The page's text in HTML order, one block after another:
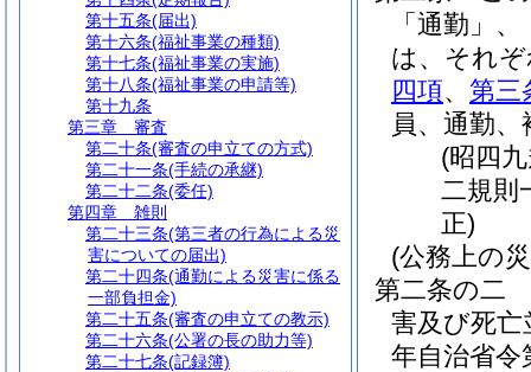
「通勤」
は、それ
四項、 第三
員、通勤
(昭四
二規則
正)
(公務上の
第二条の二
害及び死亡
年自治省令
第十五条(届出)
第十六条(福祉事業の種類)
第十七条(福祉事業の実施)
第十八条(福祉事業の申請等)
第十九条
第三章
審査
第二十条(審査の申立ての方式)
第二十一条(手続の承継)
第二十二条(委任)
第四章
雑則
第二十三条(第三者の行為による災
害についての届出)
第二十四条(通勤による災害に係る
一部負担金)
第二十五条(審査の申立ての教示)
第二十六条(公署の長の助力等)
第二十七条(記録簿)